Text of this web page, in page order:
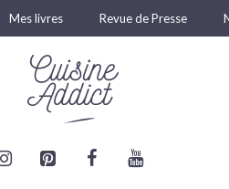
Mes livres Revue de Presse